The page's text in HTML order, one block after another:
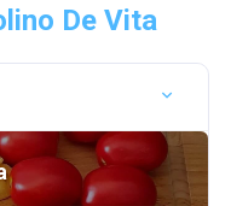
De Vita